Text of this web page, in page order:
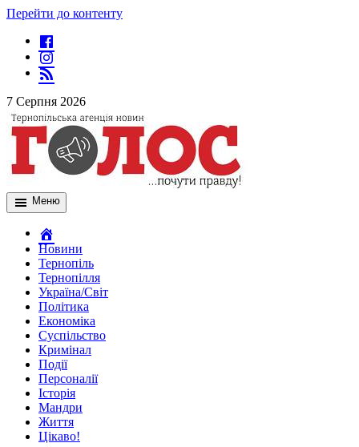
Перейти до контенту
7 Серпня 2026
Меню
Новини
Тернопіль
Тернопілля
Україна/Світ
Політика
Економіка
Суспільство
Кримінал
Події
Персоналії
Історія
Мандри
Життя
Цікаво!